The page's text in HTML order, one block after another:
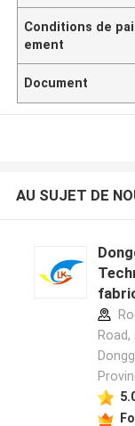
Conditions de pai
ement
Document
AU SUJET DE